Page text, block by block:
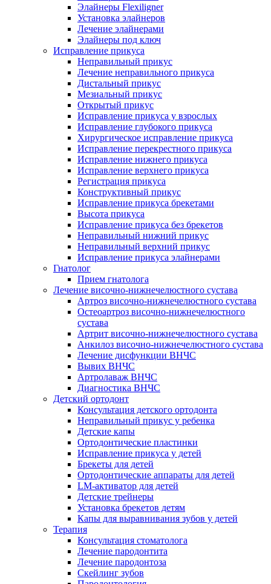
Элайнеры Flexiligner
Установка элайнеров
Лечение элайнерами
Элайнеры под ключ
Исправление прикуса
Неправильный прикус
Лечение неправильного прикуса
Дистальный прикус
Мезиальный прикус
Открытый прикус
Исправление прикуса у взрослых
Исправление глубокого прикуса
Хирургическое исправление прикуса
Исправление перекрестного прикуса
Исправление нижнего прикуса
Исправление верхнего прикуса
Регистрация прикуса
Конструктивный прикус
Исправление прикуса брекетами
Высота прикуса
Исправление прикуса без брекетов
Неправильный нижний прикус
Неправильный верхний прикус
Исправление прикуса элайнерами
Гнатолог
Прием гнатолога
Лечение височно-нижнечелюстного сустава
Артроз височно-нижнечелюстного сустава
Остеоартроз височно-нижнечелюстного
сустава
Артрит височно-нижнечелюстного сустава
Анкилоз височно-нижнечелюстного сустава
Лечение дисфункции ВНЧС
Вывих ВНЧС
Артролаваж ВНЧС
Диагностика ВНЧС
Детский ортодонт
Консультация детского ортодонта
Неправильный прикус у ребенка
Детские капы
Ортодонтические пластинки
Исправление прикуса у детей
Брекеты для детей
Ортодонтические аппараты для детей
LM-активатор для детей
Детские трейнеры
Установка брекетов детям
Капы для выравнивания зубов у детей
Терапия
Консультация стоматолога
Лечение пародонтита
Лечение пародонтоза
Скейлинг зубов